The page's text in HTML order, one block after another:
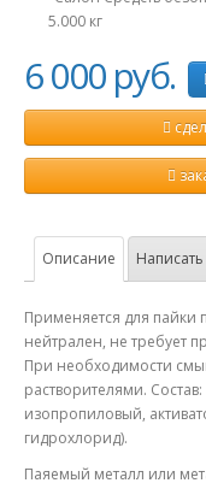
5.000 кг
6 000 руб.
Описание
Применяется для пайки
нейтрален, не требует
При необходимости
растворителями.
изопропиловый,
гидрохлорид).
Паяемый металл или